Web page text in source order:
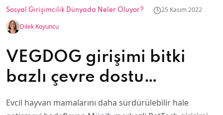
Sosyal Girişimcilik Dünyada Neler Oluyor?
25 Kasım 2022
Dilek Koyuncu
VEGDOG girişimi bitki
bazlı çevre dostu
mamalara öncülük ediyor
Evcil hayvan mamalarını daha sürdürülebilir hale